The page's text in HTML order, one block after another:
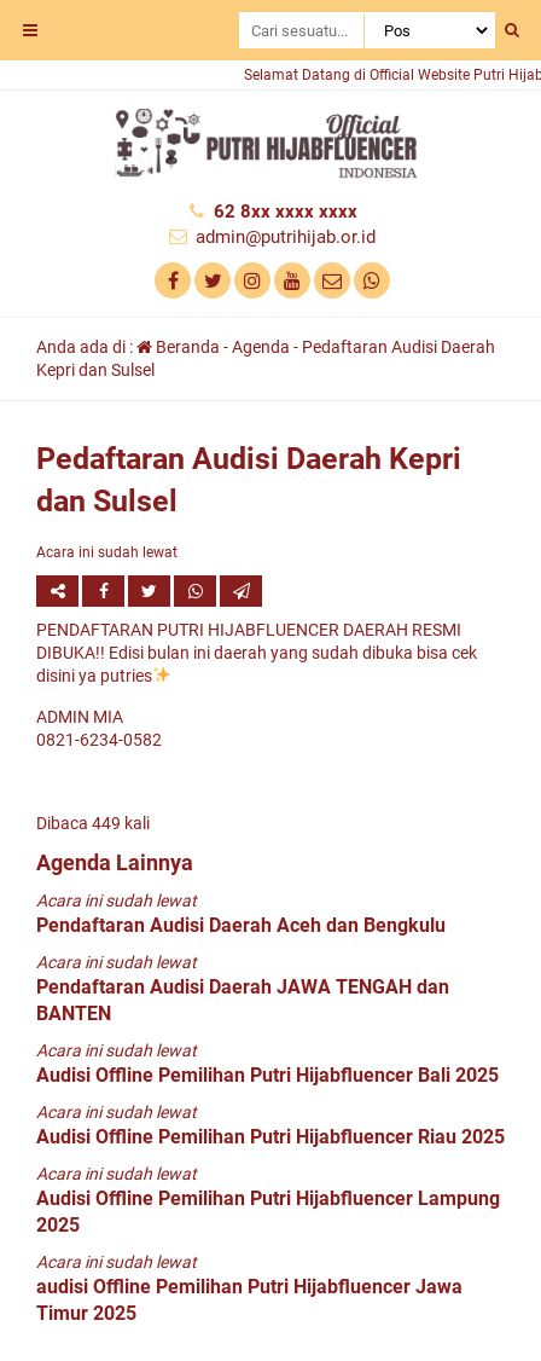
Selamat Datang di Official Website Putri
62 8xx xxxx xxxx
admin@putrihijab.or.id
Anda ada di : Beranda -Agenda - Pedaftaran Audisi Daerah
Kepri dan Sulsel
Pedaftaran Audisi Daerah Kepri
dan Sulsel
Acara ini sudah lewat
PENDAFTARAN PUTRI HIJABFLUENCER DAERAH RESMI
DIBUKA!! Edisi bulan ini daerah yang sudah dibuka bisa cek
disini ya putries
ADMIN MIA
0821-6234-0582
Dibaca 449 kali
Agenda Lainnya
Acara ini sudah lewat
Pendaftaran Audisi Daerah Aceh dan Bengkulu
Acara ini sudah lewat
Pendaftaran Audisi Daerah JAWA TENGAH dan
BANTEN
Acara ini sudah lewat
Audisi Offline Pemilihan Putri Hijabfluencer Bali 2025
Acara ini sudah lewat
Audisi Offline Pemilihan Putri Hijabfluencer Riau 2025
Acara ini sudah lewat
Audisi Offline Pemilihan Putri Hijabfluencer Lampung
2025
Acara ini sudah lewat
audisi Offline Pemilihan Putri Hijabfluencer Jawa
Timur 2025